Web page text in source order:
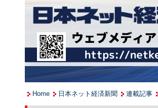
Home 日本ネット経済新聞 連載記事